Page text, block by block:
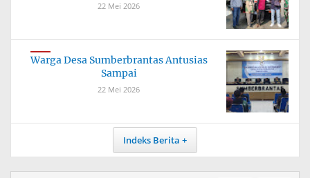
22 Mei 2026
Warga Desa Sumberbrantas Antusias
Sampai
22 Mei 2026
Indeks Berita